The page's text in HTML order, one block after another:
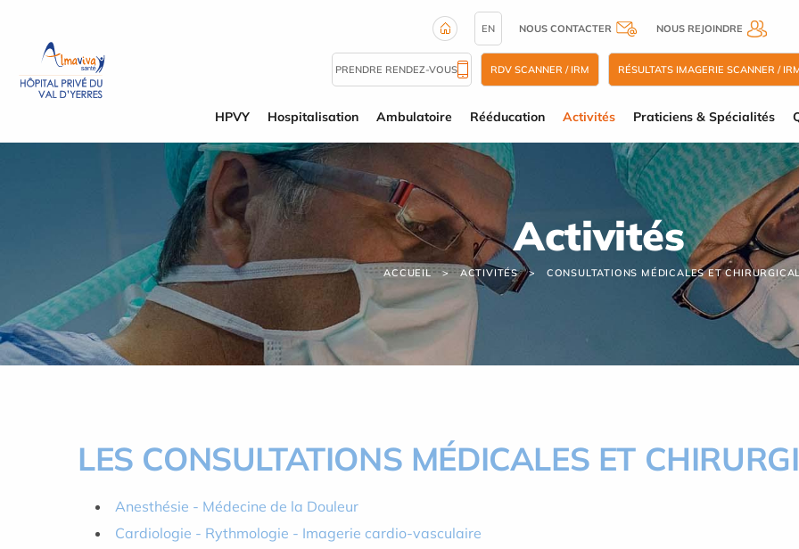
EN NOUS CONTACTER NOUS REJOINDRE
PRENDRE RENDEZ-VOUS RDV SCANNER / IRM RÉSULTATS IMAGERIE SCANNER /
HPVY Hospitalisation Ambulatoire Rééducation Activités Praticiens & Spécialités
Activités
ACCUEIL ACTIVITÉS CONSULTATIONS MÉDICALES ET
LES CONSULTATIONS MÉDICALES ET
Anesthésie - Médecine de la Douleur
Cardiologie - Rythmologie - Imagerie cardio-vasculaire